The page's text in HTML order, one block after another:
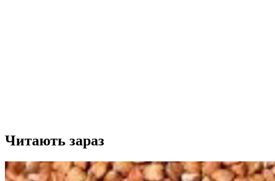
Читають зараз